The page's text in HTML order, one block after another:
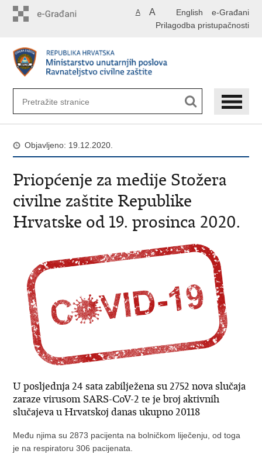
English e-Građani
A A
Prilagodba pristupačnosti
Objavljeno: 19.12.2020.
Priopćenje za medije Stožera
civilne zaštite Republike
Hrvatske od 19. prosinca 2020.
U posljednja 24 sata zabilježena su 2752 nova slučaja
zaraze virusom SARS-CoV-2 te je broj aktivnih
slučajeva u Hrvatskoj danas ukupno 20118
Među njima su 2873 pacijenta na bolničkom liječenju, od toga
je na respiratoru 306 pacijenata.